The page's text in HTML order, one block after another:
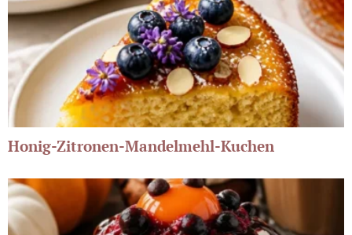
Honig-Zitronen-Mandelmehl-Kuchen